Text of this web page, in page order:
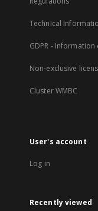
Technical
GDPR - Information
Non-exclusive
Cluster WMBC
User's account
Log in
Recently viewed